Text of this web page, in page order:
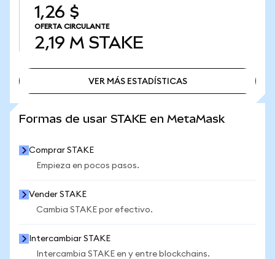
1,26 $
OFERTA CIRCULANTE
2,19 M STAKE
VER MÁS ESTADÍSTICAS
Formas de usar STAKE en MetaMask
Comprar STAKE
Empieza en pocos pasos.
Vender STAKE
Cambia STAKE por efectivo.
Intercambiar STAKE
Intercambia STAKE en y entre blockchains.